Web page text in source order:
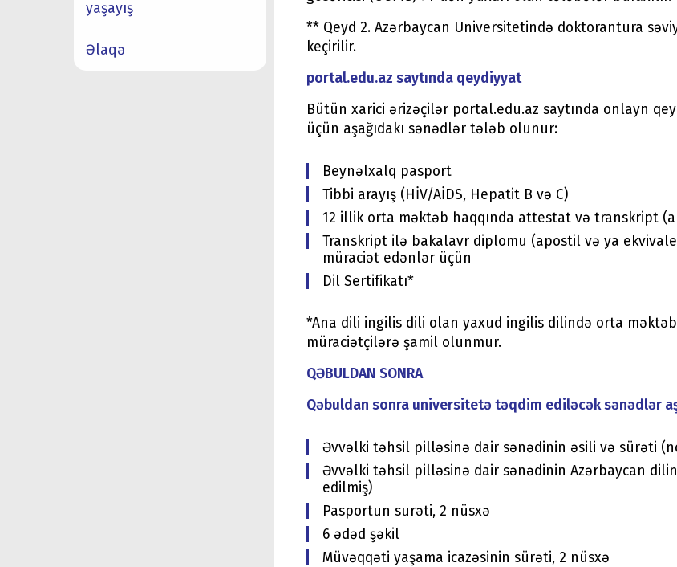
yaşayış
Əlaqə
** Qeyd 2. Azərbaycan Universitetində doktorantura
keçirilir.
portal.edu.az saytında qeydiyyat
Bütün xarici ərizəçilər portal.edu.az saytında onlayn
üçün aşağıdakı sənədlər tələb olunur:
Beynəlxalq pasport
Tibbi arayış (HİV/AİDS, Hepatit B və C)
12 illik orta məktəb haqqında attestat və transkript
Transkript ilə bakalavr diplomu (apostil və ya
müraciət edənlər üçün
Dil Sertifikatı*
*Ana dili ingilis dili olan yaxud ingilis dilində orta
müraciətçilərə şamil olunmur.
QƏBULDAN SONRA
Qəbuldan sonra universitetə təqdim ediləcək sənədlər
Əvvəlki təhsil pilləsinə dair sənədinin əsili və sürəti
Əvvəlki təhsil pilləsinə dair sənədinin Azərbaycan
edilmiş)
Pasportun surəti, 2 nüsxə
6 ədəd şəkil
Müvəqqəti yaşama icazəsinin sürəti, 2 nüsxə